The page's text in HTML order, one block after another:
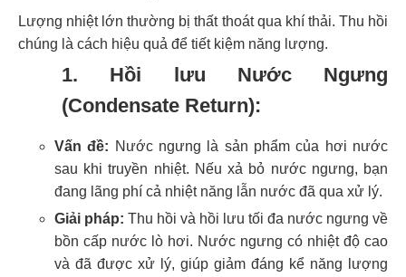
Lượng nhiệt lớn thường bị thất thoát qua khí thải. Thu hồi
chúng là cách hiệu quả để tiết kiệm năng lượng.
1. Hồi lưu Nước Ngưng
(Condensate Return):
Vấn đề: Nước ngưng là sản phẩm của hơi nước
sau khi truyền nhiệt. Nếu xả bỏ nước ngưng, bạn
đang lãng phí cả nhiệt năng lẫn nước đã qua xử lý.
Giải pháp: Thu hồi và hồi lưu tối đa nước ngưng về
bồn cấp nước lò hơi. Nước ngưng có nhiệt độ cao
và đã được xử lý, giúp giảm đáng kể năng lượng